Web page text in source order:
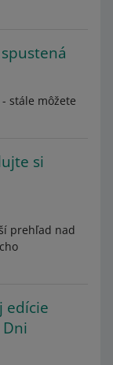
stále môžete
si
prehľad nad
edície